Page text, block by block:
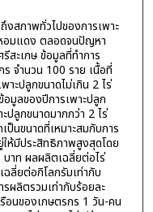
สภาพทั่วไปของการเพาะ
อมแดง ตลอดจนปัญหา
สะเกษ ข้อมูลที่ทำการ
จำนวน 100 ราย เนื้อที่
ะปลูกขนาดไม่เกิน 2 ไร่
อมูลของปีการเพาะปลูก
ปลูกขนาดมากกว่า 2 ไร่
ป็นขนาดที่เหมาะสมกับการ
ห้มีประสิทธิภาพสูงสุดโดย
าท ผลผลิตเฉลี่ยต่อไร่
ลี่ยต่อกิโลกรัมเท่ากับ
ผลิตรวมเท่ากับร้อยละ
อนของเกษตรกร 1 วัน-คน